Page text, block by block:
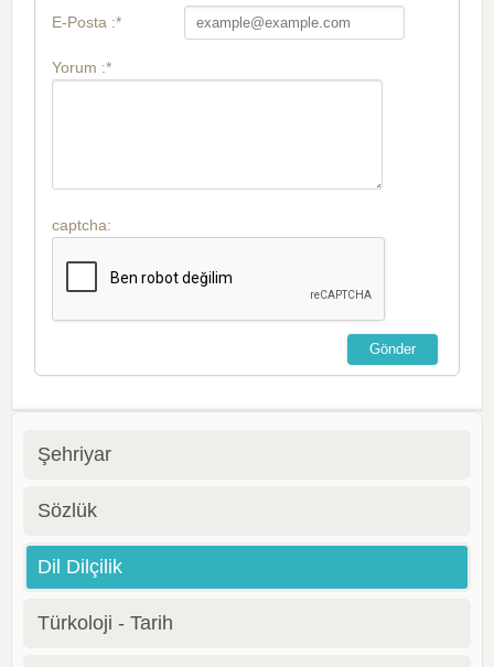
E-Posta :*
Yorum :*
captcha:
Şehriyar
Sözlük
Dil Dilçilik
Türkoloji - Tarih